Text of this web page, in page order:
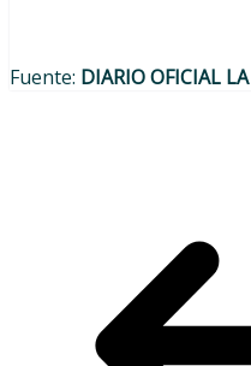
Fuente: DIARIO OFICIAL